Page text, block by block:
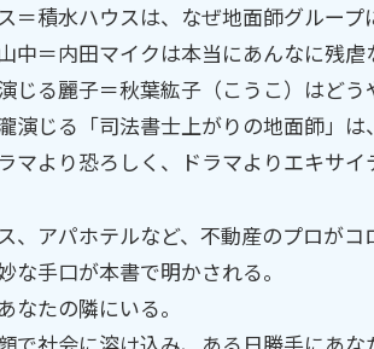
＝積水ハウスは、なぜ地面師グループ
中＝内田マイクは本当にあんなに残虐
じる麗子＝秋葉紘子（こうこ）はど
演じる「司法書士上がりの地面師」
マより恐ろしく、ドラマよりエキサイ
、アパホテルなど、不動産のプロがコ
な手口が本書で明かされる。
なたの隣にいる。